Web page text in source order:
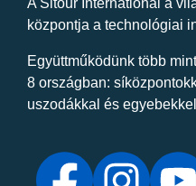
A Sitour International a
központja a technológiai
Együttműködünk több
8 országban:
uszodákkal és